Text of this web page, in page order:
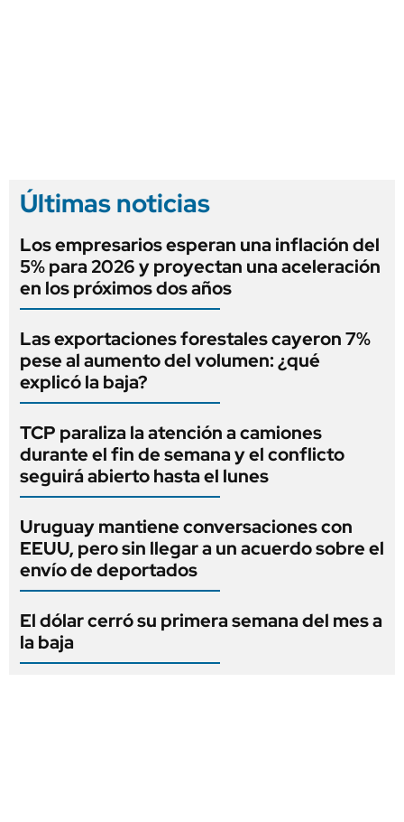
Últimas noticias
Los empresarios esperan una inflación del
5% para 2026 y proyectan una aceleración
en los próximos dos años
Las exportaciones forestales cayeron 7%
pese al aumento del volumen: ¿qué
explicó la baja?
TCP paraliza la atención a camiones
durante el fin de semana y el conflicto
seguirá abierto hasta el lunes
Uruguay mantiene conversaciones con
EEUU, pero sin llegar a un acuerdo sobre el
envío de deportados
El dólar cerró su primera semana del mes a
la baja